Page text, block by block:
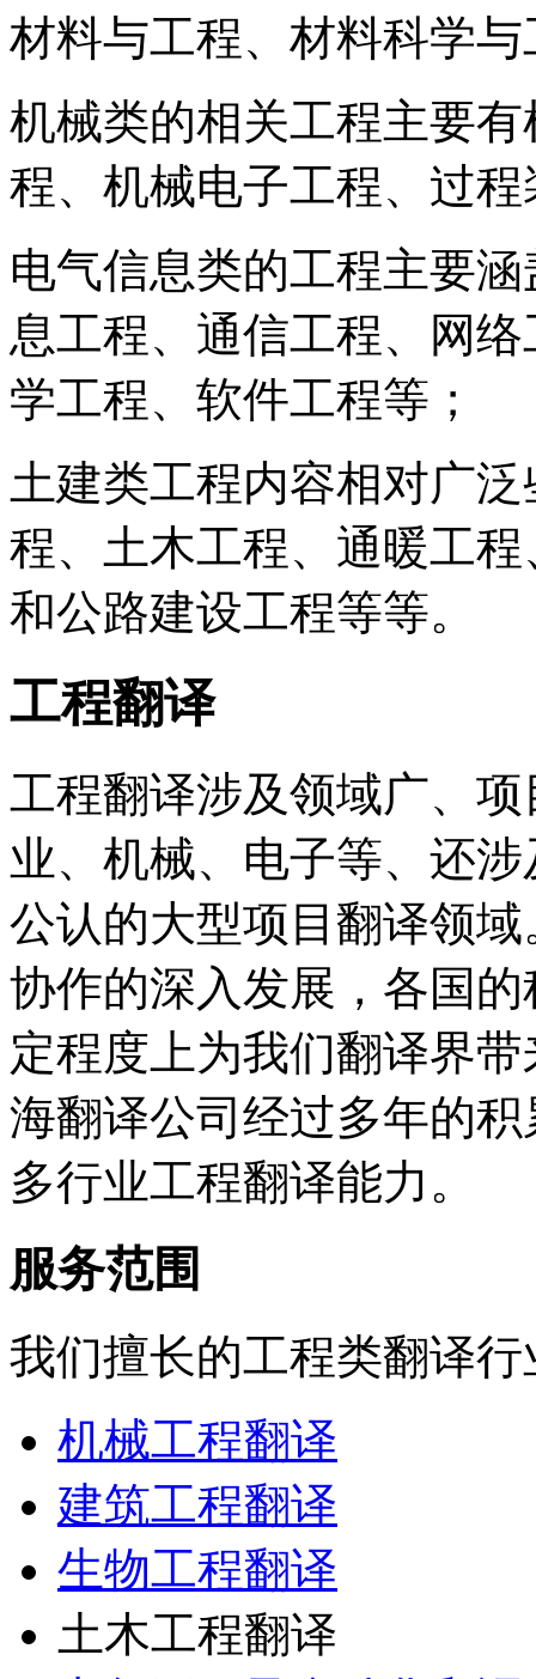
材料与工程、材料科学
机械类的相关工程主要
程、机械电子工程、过
电气信息类的工程主要
息工程、通信工程、网
学工程、软件工程等；
土建类工程内容相对广
程、土木工程、通暖工
和公路建设工程等等。
工程翻译
工程翻译涉及领域广、
业、机械、电子等、还
公认的大型项目翻译领
协作的深入发展，各国
定程度上为我们翻译界
海翻译公司经过多年的
多行业工程翻译能力。
服务范围
我们擅长的工程类翻译行
机械工程翻译
建筑工程翻译
生物工程翻译
土木工程翻译